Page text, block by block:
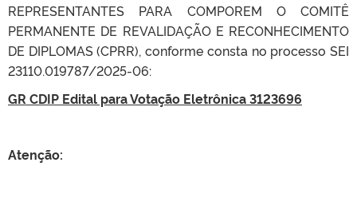
REPRESENTANTES PARA COMPOREM O COMITÊ
PERMANENTE DE REVALIDAÇÃO E RECONHECIMENTO
DE DIPLOMAS (CPRR), conforme consta no processo SEI
23110.019787/2025-06:
GR CDIP Edital para Votação Eletrônica 3123696
Atenção: